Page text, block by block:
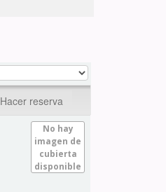
Hacer reserva
No hay
imagen de
cubierta
disponible